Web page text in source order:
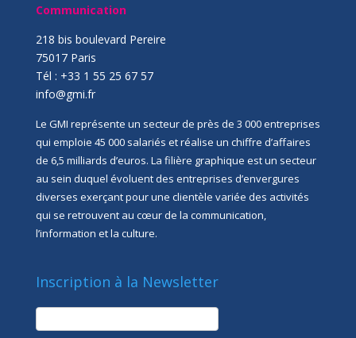
Communication
218 bis boulevard Pereire
75017 Paris
Tél : +33 1 55 25 67 57
info@gmi.fr
Le GMI représente un secteur de près de 3 000 entreprises
qui emploie 45 000 salariés et réalise un chiffre d’affaires
de 6,5 milliards d’euros. La filière graphique est un secteur
au sein duquel évoluent des entreprises d’envergures
diverses exerçant pour une clientèle variée des activités
qui se retrouvent au cœur de la communication,
l’information et la culture.
Inscription à la Newsletter
newsletter